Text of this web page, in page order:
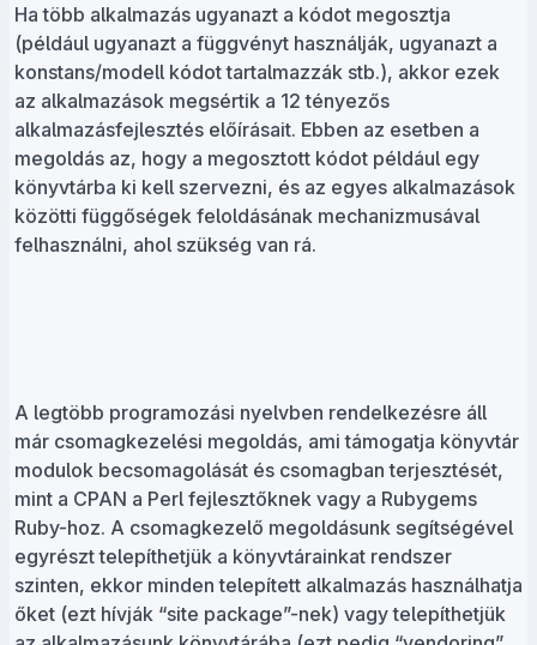
Ha több alkalmazás ugyanazt a kódot megosztja
(például ugyanazt a függvényt használják, ugyanazt a
konstans/modell kódot tartalmazzák stb.), akkor ezek
az alkalmazások megsértik a 12 tényezős
alkalmazásfejlesztés előírásait. Ebben az esetben a
megoldás az, hogy a megosztott kódot például egy
könyvtárba ki kell szervezni, és az egyes alkalmazások
közötti függőségek feloldásának mechanizmusával
felhasználni, ahol szükség van rá.
A legtöbb programozási nyelvben rendelkezésre áll
már csomagkezelési megoldás, ami támogatja könyvtár
modulok becsomagolását és csomagban terjesztését,
mint a CPAN a Perl fejlesztőknek vagy a Rubygems
Ruby-hoz. A csomagkezelő megoldásunk segítségével
egyrészt telepíthetjük a könyvtárainkat rendszer
szinten, ekkor minden telepített alkalmazás használhatja
őket (ezt hívják “site package”-nek) vagy telepíthetjük